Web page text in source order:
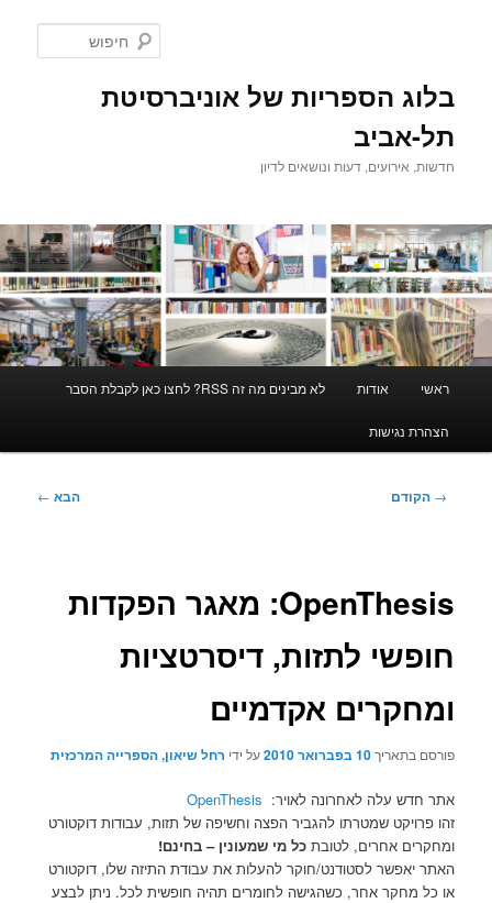
בלוג הספריות של אוניברסיטת
תל-אביב
חדשות, אירועים, דעות ונושאים לדיון
ראשי אודות לא מבינים מה זה RSS? לחצו כאן לקבלת הסבר
הצהרת נגישות
ניווט
→ הקודם הבא ←
OpenThesis: מאגר הפקדות
חופשי לתזות, דיסרטציות
ומחקרים אקדמיים
פורסם בתאריך10 בפברואר 2010 על ידי רחל שיאון, הספרייה המרכזית
אתר חדש עלה לאחרונה לאויר: OpenThesis
זהו פרויקט שמטרתו להגביר הפצה וחשיפה של תזות, עבודות דוקטורט
ומחקרים אחרים, לטובת כל מי שמעונין – בחינם!
האתר יאפשר לסטודנט/חוקר להעלות את עבודת התיזה שלו, דוקטורט
או כל מחקר אחר, כשהגישה לחומרים תהיה חופשית לכל. ניתן לבצע